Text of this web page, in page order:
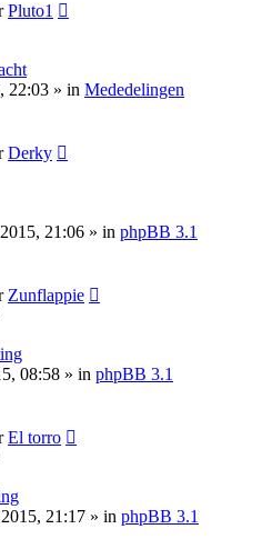
Pluto1
22:03 » in Mededelingen
Derky
21:06 » in phpBB 3.1
Zunflappie
08:58 » in phpBB 3.1
El torro
21:17 » in phpBB 3.1